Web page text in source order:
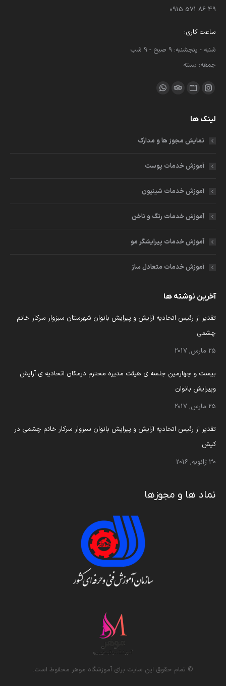
49 86 571 0915
ساعت کاری:
شنبه - پنجشنبه: 9 صبح - 9 شب
جمعه: بسته
ما را دنبال کنید در:
اینستاگرام
کردن
جدید
وبسایت
کردن
در
جدید
مشاور
در
واتساپ
در
جدید
لینک ها
نمایش مجوز ها و مدارک
آموزش خدمات پوست
آموزش خدمات شینیون
آموزش خدمات رنگ و ناخن
آموزش خدمات پیرایشگر مو
آموزش خدمات متعادل ساز
آخرین نوشته ها
تقدیر از رئیس اتحادیه آرایش و پیرایش بانوان شهرستان سبزوار سرکار خانم
چشمی
25 مارس, 2017
بیست و چهارمین جلسه ی هیئت مدیره محترم درمکان اتحادیه ی آرایش
وپیرایش بانوان
25 مارس, 2017
تقدیر از رئیس اتحادیه آرایش و پیرایش بانوان سبزوار سرکار خانم چشمی در
کیش
30 ژانویه, 2016
نماد ها و مجوزها
© تمام حقوق این سایت برای آموزشگاه موهر محفوط است.